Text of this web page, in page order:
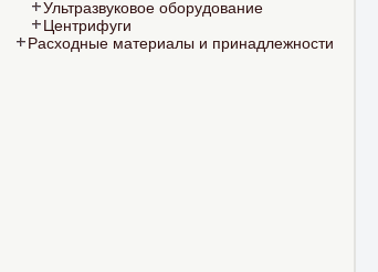
Ультразвуковое оборудование
Центрифуги
Расходные материалы и принадлежности